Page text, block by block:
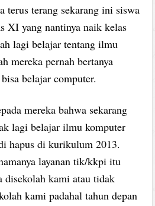
terus terang sekarang ini siswa
XI yang nantinya naik kelas
lagi belajar tentang ilmu
mereka pernah bertanya
belajar computer.
mereka bahwa sekarang
lagi belajar ilmu komputer
hapus di kurikulum 2013.
layanan tik/kkpi itu
disekolah kami atau tidak
kami padahal tahun depan